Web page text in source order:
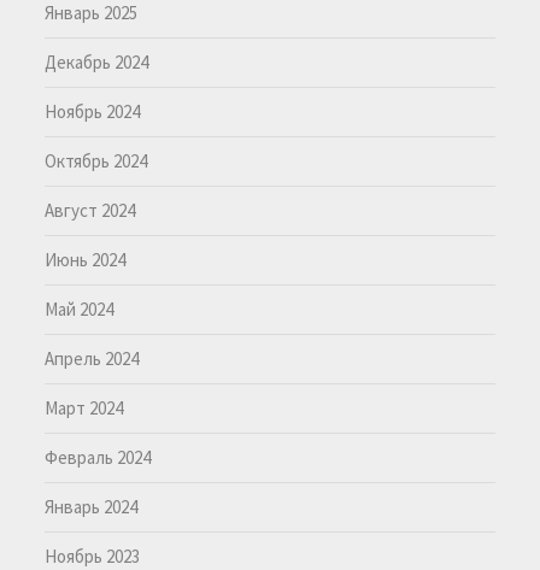
Январь 2025
Декабрь 2024
Ноябрь 2024
Октябрь 2024
Август 2024
Июнь 2024
Май 2024
Апрель 2024
Март 2024
Февраль 2024
Январь 2024
Ноябрь 2023